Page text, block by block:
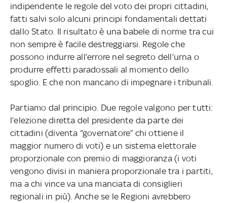
indipendente le regole del voto dei propri cittadini,
fatti salvi solo alcuni principi fondamentali dettati
dallo Stato. Il risultato è una babele di norme tra cui
non sempre è facile destreggiarsi. Regole che
possono indurre all’errore nel segreto dell’urna o
produrre effetti paradossali al momento dello
spoglio. E che non mancano di impegnare i tribunali.
Partiamo dal principio. Due regole valgono per tutti:
l’elezione diretta del presidente da parte dei
cittadini (diventa “governatore” chi ottiene il
maggior numero di voti) e un sistema elettorale
proporzionale con premio di maggioranza (i voti
vengono divisi in maniera proporzionale tra i partiti,
ma a chi vince va una manciata di consiglieri
regionali in più). Anche se le Regioni avrebbero